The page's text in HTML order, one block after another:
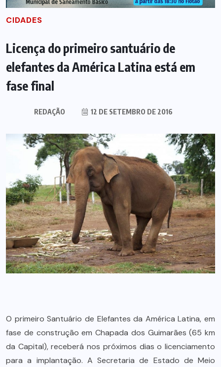
CIDADES
Licença do primeiro santuário de
elefantes da América Latina está em
fase final
REDAÇÃO 12 DE SETEMBRO DE 2016
O primeiro Santuário de Elefantes da América Latina, em
fase de construção em Chapada dos Guimarães (65 km
da Capital), receberá nos próximos dias o licenciamento
para a implantação. A Secretaria de Estado de Meio